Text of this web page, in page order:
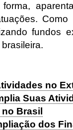
Como
fundos
no
Suas
Brasil
dos